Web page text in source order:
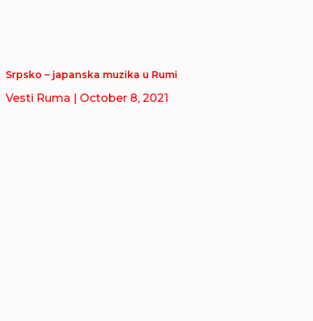
Srpsko – japanska muzika u Rumi
Vesti Ruma | October 8, 2021